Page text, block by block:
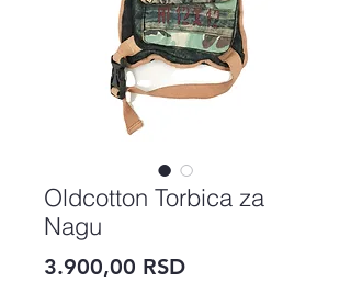
Oldcotton Torbica za
Nagu
3.900,00 RSDPrice